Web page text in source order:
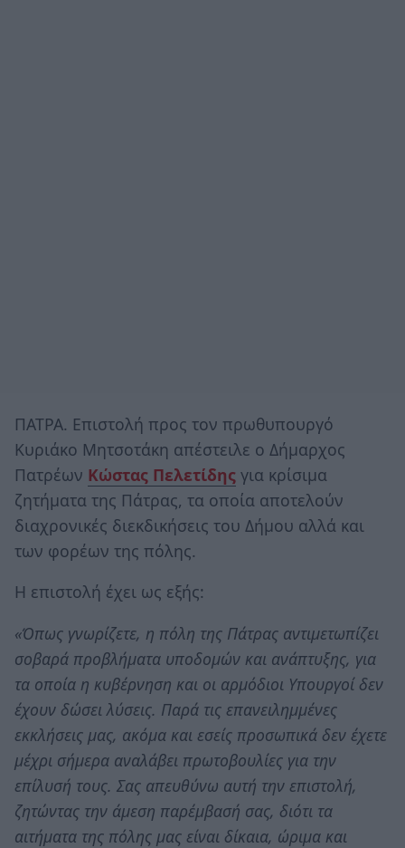
ΠΑΤΡΑ. Επιστολή προς τον πρωθυπουργό
Κυριάκο Μητσοτάκη απέστειλε ο Δήμαρχος
Πατρέων Κώστας Πελετίδης για κρίσιμα
ζητήματα της Πάτρας, τα οποία αποτελούν
διαχρονικές διεκδικήσεις του Δήμου αλλά και
των φορέων της πόλης.
Η επιστολή έχει ως εξής:
«Όπως γνωρίζετε, η πόλη της Πάτρας αντιμετωπίζει
σοβαρά προβλήματα υποδομών και ανάπτυξης, για
τα οποία η κυβέρνηση και οι αρμόδιοι Υπουργοί δεν
έχουν δώσει λύσεις. Παρά τις επανειλημμένες
εκκλήσεις μας, ακόμα και εσείς προσωπικά δεν έχετε
μέχρι σήμερα αναλάβει πρωτοβουλίες για την
επίλυσή τους. Σας απευθύνω αυτή την επιστολή,
ζητώντας την άμεση παρέμβασή σας, διότι τα
αιτήματα της πόλης μας είναι δίκαια, ώριμα και